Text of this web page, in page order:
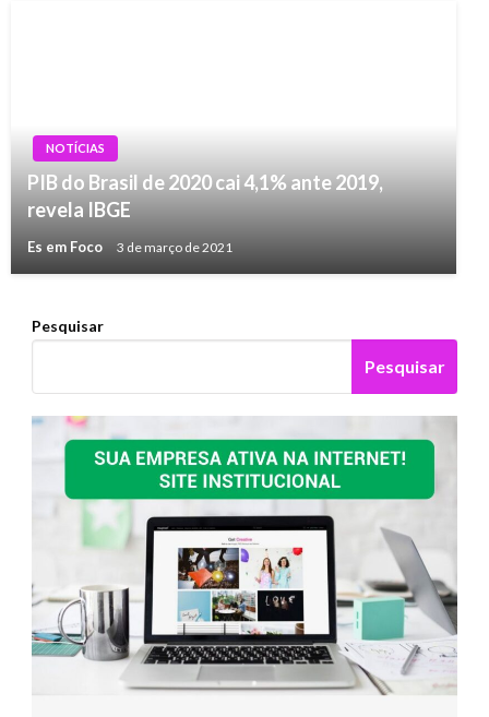
NOTÍCIAS
PIB do Brasil de 2020 cai 4,1% ante 2019,
revela IBGE
Es em Foco 3 de março de 2021
Pesquisar
Pesquisar